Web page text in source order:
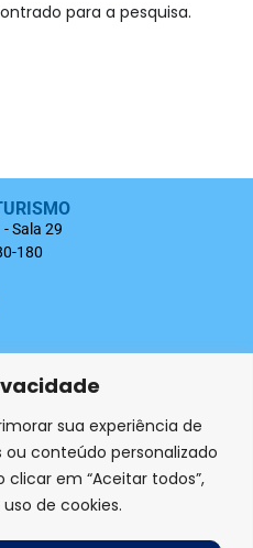
sua experiência de
conteúdo personalizado
clicar em “Aceitar todos”,
de cookies.
para a pesquisa.
Sala 29
180